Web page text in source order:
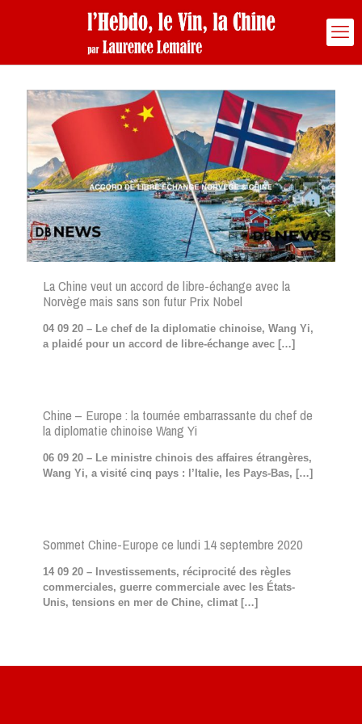
La Chine veut un accord de libre-échange avec la
Norvège mais sans son futur Prix Nobel
04 09 20 – Le chef de la diplomatie chinoise, Wang Yi,
a plaidé pour un accord de libre-échange avec […]
Chine – Europe : la tournée embarrassante du chef de
la diplomatie chinoise Wang Yi
06 09 20 – Le ministre chinois des affaires étrangères,
Wang Yi, a visité cinq pays : l’Italie, les Pays-Bas, […]
Sommet Chine-Europe ce lundi 14 septembre 2020
14 09 20 – Investissements, réciprocité des règles
commerciales, guerre commerciale avec les États-
Unis, tensions en mer de Chine, climat […]